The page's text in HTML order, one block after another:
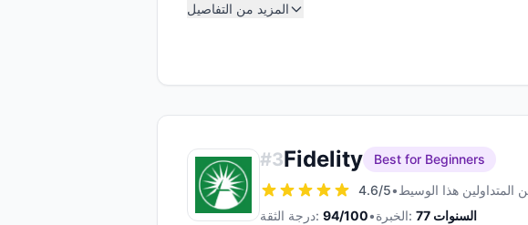
المزيد من التفاصيل
#3Fidelity
Best for Beginners
4.6/5•
درجة الثقة: 94/100• الخبرة: 77 السنوات